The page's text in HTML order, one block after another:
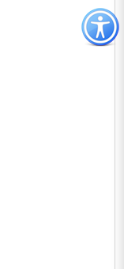
כפתור
לפתיחת
תפריט
נגישות